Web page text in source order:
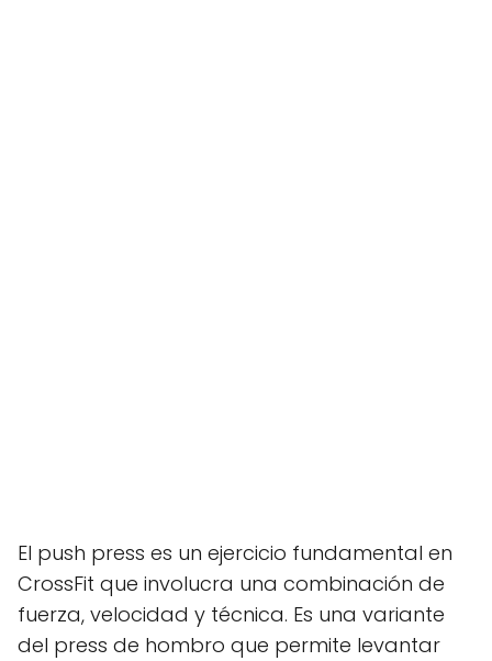
El push press es un ejercicio fundamental en
CrossFit que involucra una combinación de
fuerza, velocidad y técnica. Es una variante
del press de hombro que permite levantar